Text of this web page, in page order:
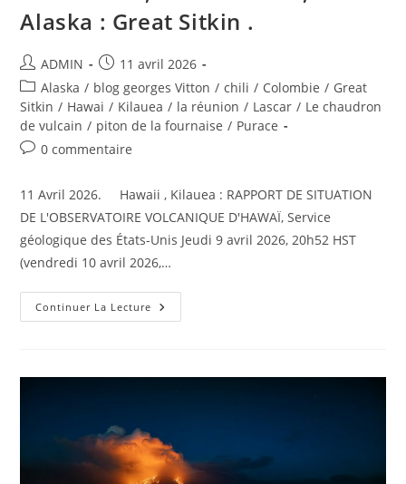
Alaska : Great Sitkin .
Auteur/autrice
de
la
publication :
ADMIN
Publication
publiée :
11 avril 2026
Post
category:
Alaska / blog georges Vitton / chili / Colombie / Great
Sitkin / Hawai / Kilauea / la réunion / Lascar / Le chaudron
de vulcain / piton de la fournaise / Purace
Commentaires
publication :
0 commentaire
11 Avril 2026. Hawaii , Kilauea : RAPPORT DE SITUATION
DE L'OBSERVATOIRE VOLCANIQUE D'HAWAÏ, Service
géologique des États-Unis Jeudi 9 avril 2026, 20h52 HST
(vendredi 10 avril 2026,…
Continuer La Lecture 11
Avril
Kilauea
La
Réunion
:
Piton